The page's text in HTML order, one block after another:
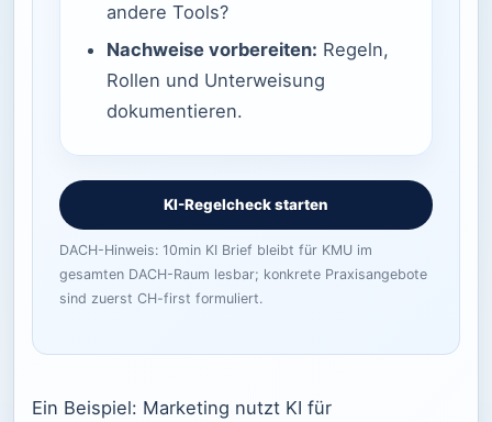
andere Tools?
Nachweise vorbereiten: Regeln,
Rollen und Unterweisung
dokumentieren.
KI-Regelcheck starten
DACH-Hinweis: 10min KI Brief bleibt für KMU im
gesamten DACH-Raum lesbar; konkrete Praxisangebote
sind zuerst CH-first formuliert.
Ein Beispiel: Marketing nutzt KI für